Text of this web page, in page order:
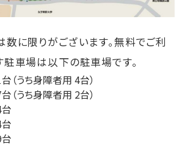
に限りがございます。無料でご利
車場は以下の駐車場です。
うち身障者用 4台）
うち身障者用 2台）